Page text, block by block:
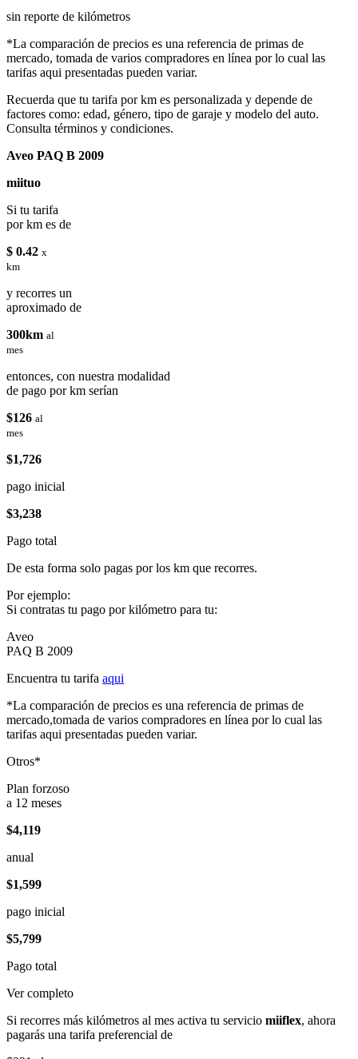
sin reporte de kilómetros
*La comparación de precios es una referencia de primas de
mercado, tomada de varios compradores en línea por lo cual las
tarifas aqui presentadas pueden variar.
Recuerda que tu tarifa por km es personalizada y depende de
factores como: edad, género, tipo de garaje y modelo del auto.
Consulta términos y condiciones.
Aveo PAQ B 2009
miituo
Si tu tarifa
por km es de
$ 0.42 x
km
y recorres un
aproximado de
300km al
mes
entonces, con nuestra modalidad
de pago por km serían
$126 al
mes
$1,726
pago inicial
$3,238
Pago total
De esta forma solo pagas por los km que recorres.
Por ejemplo:
Si contratas tu pago por kilómetro para tu:
Aveo
PAQ B 2009
Encuentra tu tarifa aqui
*La comparación de precios es una referencia de primas de
mercado,tomada de varios compradores en línea por lo cual las
tarifas aqui presentadas pueden variar.
Otros*
Plan forzoso
a 12 meses
$4,119
anual
$1,599
pago inicial
$5,799
Pago total
Ver completo
Si recorres más kilómetros al mes activa tu servicio miiflex, ahora
pagarás una tarifa preferencial de